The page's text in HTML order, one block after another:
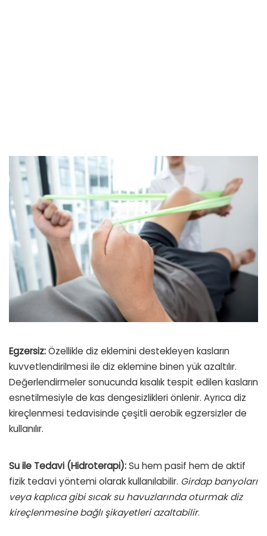
Egzersiz:Özellikle diz eklemini destekleyen kasların
kuvvetlendirilmesi ile diz eklemine binen yük azaltılır.
Değerlendirmeler sonucunda kısalık tespit edilen kasların
esnetilmesiyle de kas dengesizlikleri önlenir. Ayrıca diz
kireçlenmesi tedavisinde çeşitli aerobik egzersizler de
kullanılır.
Su ile Tedavi (Hidroterapi):Su hem pasif hem de aktif
fizik tedavi yöntemi olarak kullanılabilir. Girdap banyoları
veya kaplıca gibi sıcak su havuzlarında oturmak diz
kireçlenmesine bağlı şikayetleri azaltabilir.